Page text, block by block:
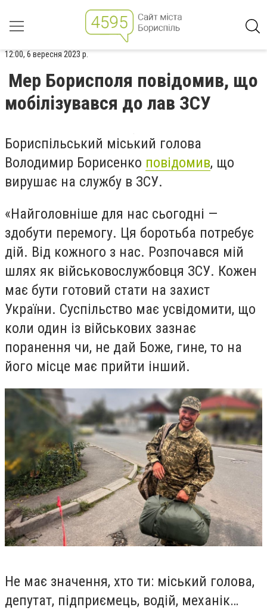
12:00, 6 вересня 2023 р.
Мер Борисполя повідомив, що
мобілізувався до лав ЗСУ
Бориспільський міський голова
Володимир Борисенко повідомив, що
вирушає на службу в ЗСУ.
«Найголовніше для нас сьогодні —
здобути перемогу. Ця боротьба потребує
дій. Від кожного з нас. Розпочався мій
шлях як військовослужбовця ЗСУ. Кожен
має бути готовий стати на захист
України. Суспільство має усвідомити, що
коли один із військових зазнає
поранення чи, не дай Боже, гине, то на
його місце має прийти інший.
Не має значення, хто ти: міський голова,
депутат, підприємець, водій, механік…